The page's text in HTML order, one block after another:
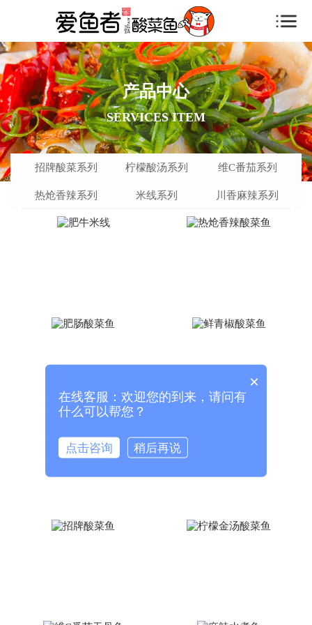
产品中心
SERVICES ITEM
招牌酸菜
系列
柠檬酸汤
系列
维C番茄
系列
热炝香辣 米线系列
川香麻辣
招牌酸菜系列 柠檬酸汤系列 维C番茄系列
热炝香辣系列 米线系列 川香麻辣系列
×
在线客服：欢迎您的到来，请问有
什么可以帮您？
点击咨询 稍后再说